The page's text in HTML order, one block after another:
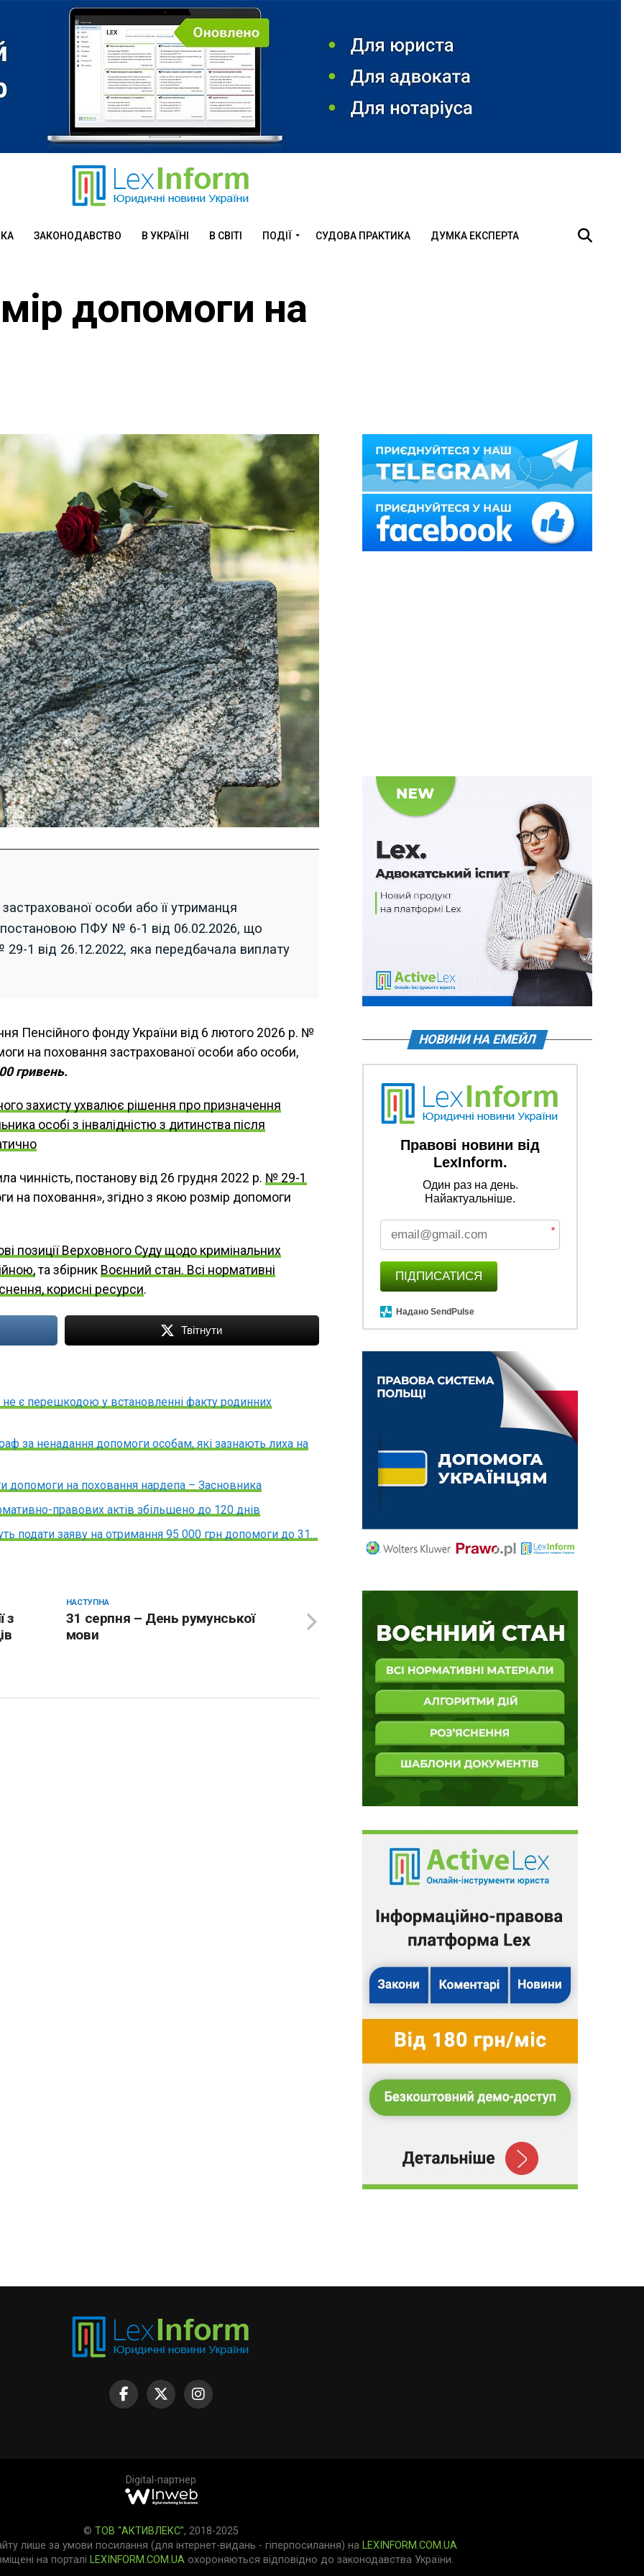
ЗАКОНОДАВСТВО В УКРАЇНІ В СВІТІ ПОДІЇ СУДОВА ПРАКТИКА ДУМКА ЕКСПЕРТА
допомоги на
особи або її утриманця
постановою ПФУ № 6-1 від 06.02.2026, що
1 від 26.12.2022, яка передбачала виплату
Пенсійного фонду України від 6 лютого 2026 р. №
на поховання застрахованої особи або особи,
гривень.
захисту ухвалює рішення про призначення
особі з інвалідністю з дитинства після
чинність, постанову від 26 грудня 2022 р. № 29-1
на поховання», згідно з якою розмір допомоги
позиції Верховного Суду щодо кримінальних
та збірник Воєнний стан. Всі нормативні
корисні ресурси.
Твітнути
не є перешкодою у встановленні факту родинних
за ненадання допомоги особам, які зазнають лиха на
допомоги на поховання нардепа – Засновника
правових актів збільшено до 120 днів
подати заяву на отримання 95 000 грн допомоги до 31…
НАСТУПНА
31 серпня – День румунської
мови
з
НОВИНИ НА ЕМЕЙЛ
Правові новини від
LexInform.
Один раз на день.
Найактуальніше.
*
ПІДПИСАТИСЯ
Надано SendPulse
Digital-партнер
© ТОВ "АКТИВЛЕКС", 2018-2025
лише за умови посилання (для інтернет-видань - гіперпосилання) на LEXINFORM.COM.UA
на порталі LEXINFORM.COM.UA охороняються відповідно до законодавства України.